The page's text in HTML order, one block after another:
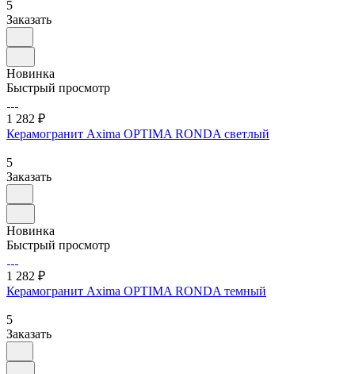
5
Заказать
Новинка
Быстрый просмотр
1 282 ₽
Керамогранит Axima OPTIMA RONDA светлый
5
Заказать
Новинка
Быстрый просмотр
1 282 ₽
Керамогранит Axima OPTIMA RONDA темный
5
Заказать